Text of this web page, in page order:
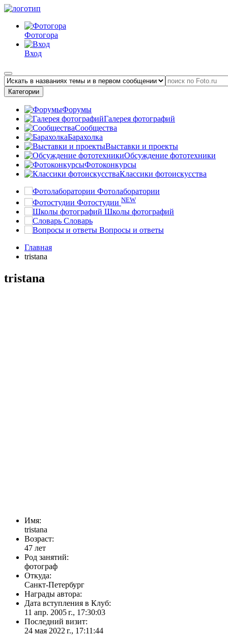
Фотогора
Вход
Категории
Форумы
Галерея фотографий
Сообщества
Барахолка
Выставки и проекты
Обсуждение фототехники
Фотоконкурсы
Классики фотоискусства
Фотолаборатории
Фотостудии NEW
Школы фотографий
Словарь
Вопросы и ответы
Главная
tristana
tristana
Имя:
tristana
Возраст:
47 лет
Род занятий:
фотограф
Откуда:
Санкт-Петербург
Награды автора:
Дата вступления в Клуб:
11 апр. 2005 г., 17:30:03
Последний визит:
24 мая 2022 г., 17:11:44